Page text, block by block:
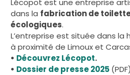
dans la fabrication de
écologiques.
L’entreprise est située dans la
à proximité de Limoux et
• Découvrez Lécopot.
• Dossier de presse 2025 (PDF)